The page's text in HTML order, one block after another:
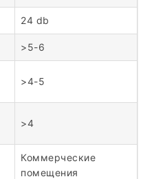
24 db
>5-6
>4-5
>4
Коммерческие
помещения